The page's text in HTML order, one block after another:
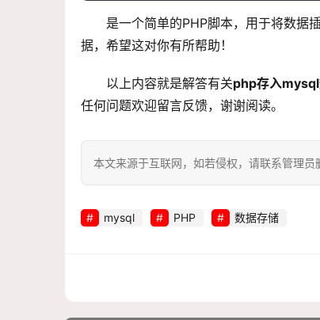
是一个简单的PHP脚本，用于将数据
据，希望这对你有所帮助！
以上内容就是解答有关php存入mysql
任何问题欢迎留言反馈，谢谢阅读。
本文来源于互联网，如若侵权，请联系管理
mysql PHP 数据存储